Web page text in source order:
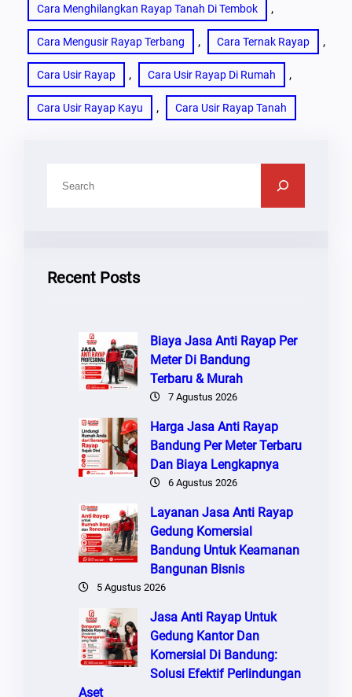
Cara Menghilangkan Rayap Tanah Di Tembok ,
Cara Mengusir Rayap Terbang , Cara Ternak Rayap ,
Cara Usir Rayap , Cara Usir Rayap Di Rumah ,
Cara Usir Rayap Kayu , Cara Usir Rayap Tanah
Recent Posts
Biaya Jasa Anti Rayap Per
Meter Di Bandung
Terbaru & Murah
7 Agustus 2026
Harga Jasa Anti Rayap
Bandung Per Meter Terbaru
Dan Biaya Lengkapnya
6 Agustus 2026
Layanan Jasa Anti Rayap
Gedung Komersial
Bandung Untuk Keamanan
Bangunan Bisnis
5 Agustus 2026
Jasa Anti Rayap Untuk
Gedung Kantor Dan
Komersial Di Bandung:
Solusi Efektif Perlindungan
Aset